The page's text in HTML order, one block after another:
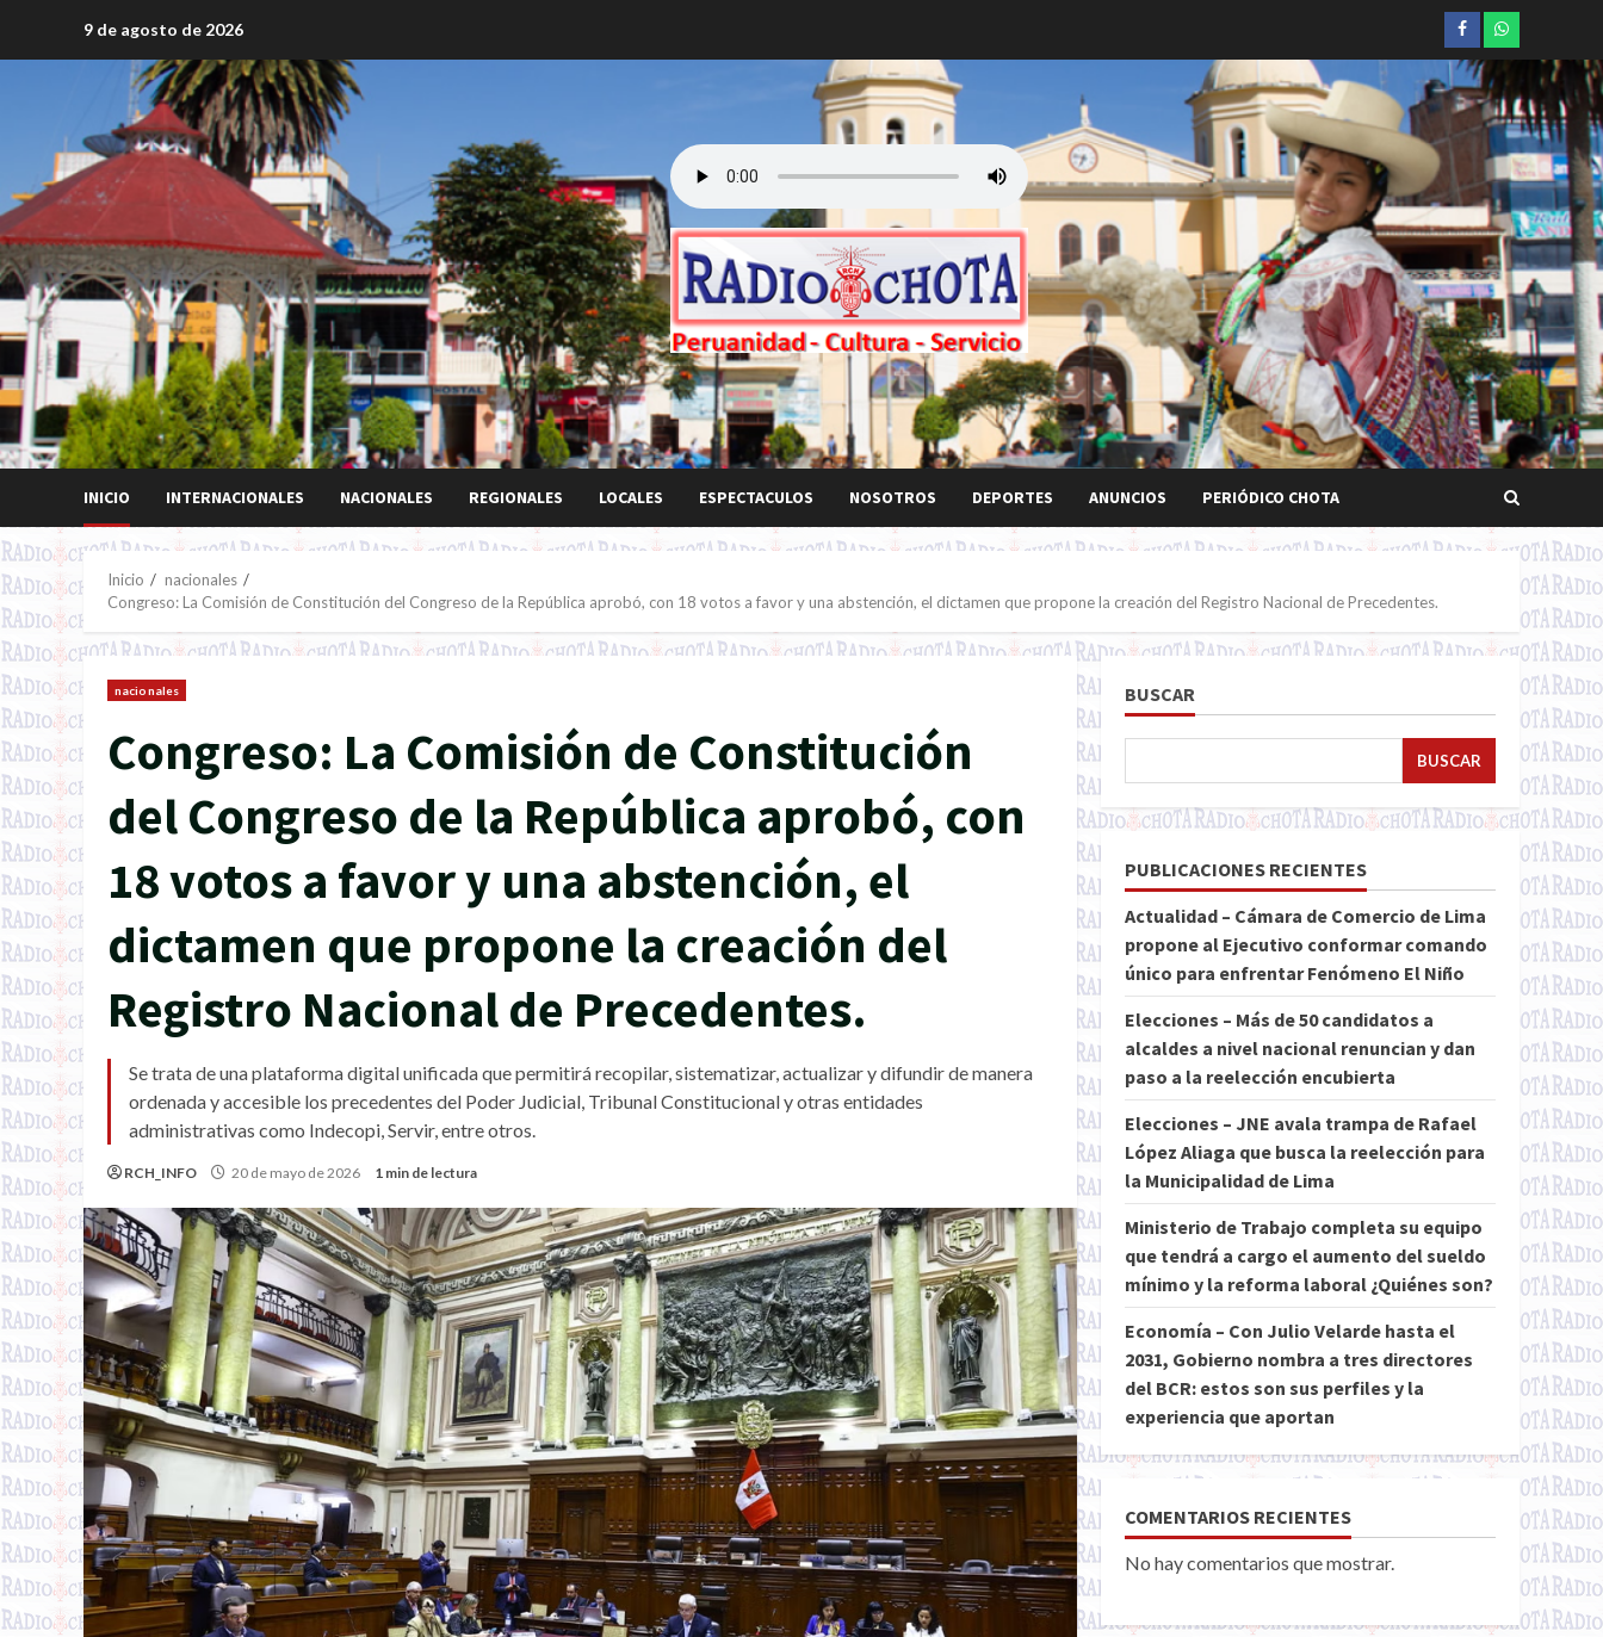
9 de agosto de 2026 Facebookwhatsapp
INICIO INTERNACIONALES NACIONALES REGIONALES LOCALES ESPECTACULOS NOSOTROS DEPORTES ANUNCIOS PERIÓDICO CHOTA
Inicio
nacionales
Congreso: La Comisión de Constitución del Congreso de la República aprobó, con 18 votos a favor y una abstención, el dictamen que propone la creación del Registro Nacional de Precedentes.
nacionales
Congreso: La Comisión de Constitución
del Congreso de la República aprobó, con
18 votos a favor y una abstención, el
dictamen que propone la creación del
Registro Nacional de Precedentes.
Se trata de una plataforma digital unificada que permitirá recopilar, sistematizar, actualizar y difundir de manera
ordenada y accesible los precedentes del Poder Judicial, Tribunal Constitucional y otras entidades
administrativas como Indecopi, Servir, entre otros.
RCH_INFO 20 de mayo de 2026 1 min de lectura
BUSCAR
BUSCAR
PUBLICACIONES RECIENTES
Actualidad – Cámara de Comercio de Lima
propone al Ejecutivo conformar comando
único para enfrentar Fenómeno El Niño
Elecciones – Más de 50 candidatos a
alcaldes a nivel nacional renuncian y dan
paso a la reelección encubierta
Elecciones – JNE avala trampa de Rafael
López Aliaga que busca la reelección para
la Municipalidad de Lima
Ministerio de Trabajo completa su equipo
que tendrá a cargo el aumento del sueldo
mínimo y la reforma laboral ¿Quiénes son?
Economía – Con Julio Velarde hasta el
2031, Gobierno nombra a tres directores
del BCR: estos son sus perfiles y la
experiencia que aportan
COMENTARIOS RECIENTES
No hay comentarios que mostrar.